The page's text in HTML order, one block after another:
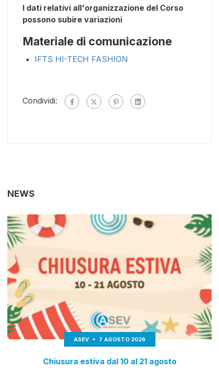
I dati relativi all'organizzazione del Corso
possono subire variazioni
Materiale di comunicazione
IFTS HI-TECH FASHION
Condividi:
NEWS
ASEV 7 AGOSTO 2026
Chiusura estiva dal 10 al 21 agosto